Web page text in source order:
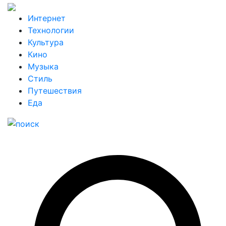
Интернет
Технологии
Культура
Кино
Музыка
Стиль
Путешествия
Еда